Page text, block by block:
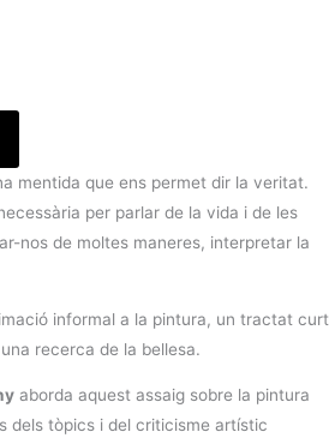
mentida que ens permet dir la veritat.
per parlar de la vida i de les
nos de moltes maneres, interpretar la
informal a la pintura, un tractat curt
recerca de la bellesa.
aborda aquest assaig sobre la pintura
dels tòpics i del criticisme artístic